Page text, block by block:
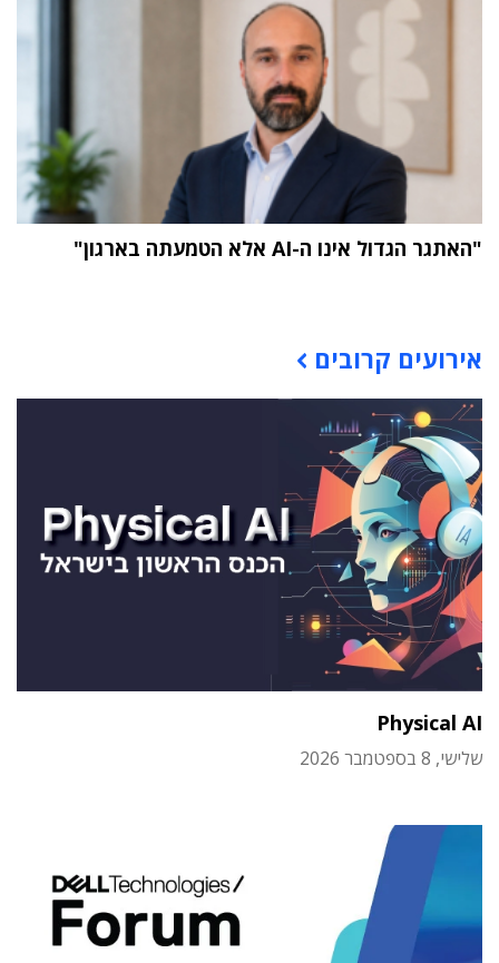
"האתגר הגדול אינו ה-AI אלא הטמעתה בארגון"
אירועים קרובים
Physical AI
שלישי, 8 בספטמבר 2026